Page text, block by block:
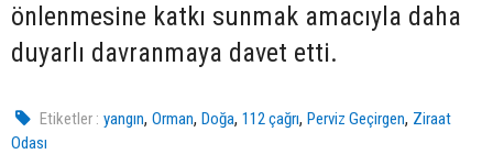
önlenmesine katkı sunmak amacıyla daha
duyarlı davranmaya davet etti.
Etiketler : yangın,Orman,Doğa,112 çağrı,Perviz Geçirgen, Ziraat
Odası